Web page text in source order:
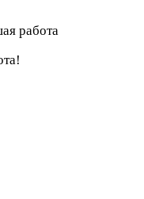
работа